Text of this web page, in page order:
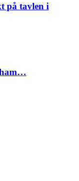
på tavlen i
ham…